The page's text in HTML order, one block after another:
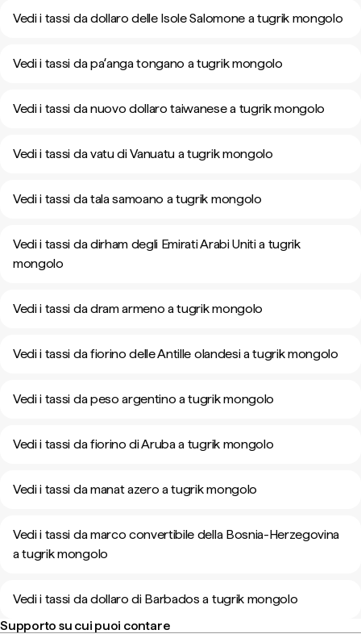
Vedi i tassi da dollaro delle Isole Salomone a tugrik mongolo
Vedi i tassi da paʻanga tongano a tugrik mongolo
Vedi i tassi da nuovo dollaro taiwanese a tugrik mongolo
Vedi i tassi da vatu di Vanuatu a tugrik mongolo
Vedi i tassi da tala samoano a tugrik mongolo
Vedi i tassi da dirham degli Emirati Arabi Uniti a tugrik
mongolo
Vedi i tassi da dram armeno a tugrik mongolo
Vedi i tassi da fiorino delle Antille olandesi a tugrik mongolo
Vedi i tassi da peso argentino a tugrik mongolo
Vedi i tassi da fiorino di Aruba a tugrik mongolo
Vedi i tassi da manat azero a tugrik mongolo
Vedi i tassi da marco convertibile della Bosnia-Herzegovina
a tugrik mongolo
Vedi i tassi da dollaro di Barbados a tugrik mongolo
Supporto su cui puoi contare